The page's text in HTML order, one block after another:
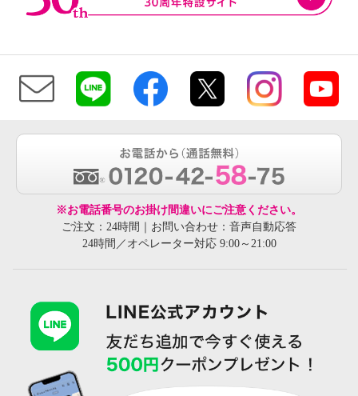
※お電話番号のお掛け間違いにご注意ください。
ご注文：24時間｜お問い合わせ：音声自動応答
24時間／オペレーター対応 9:00～21:00